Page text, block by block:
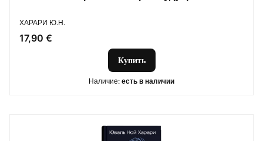
ПРОИЗВОДИТЕЛЬ
ХАРАРИ Ю.Н.
Цена
17,90 €
Купить
Наличие: есть в наличии